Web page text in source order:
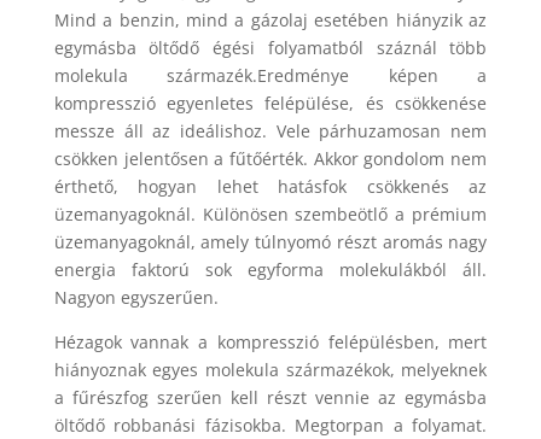
Mind a benzin, mind a gázolaj esetében hiányzik az
egymásba öltődő égési folyamatból száznál több
molekula származék.Eredménye képen a
kompresszió egyenletes felépülése, és csökkenése
messze áll az ideálishoz. Vele párhuzamosan nem
csökken jelentősen a fűtőérték. Akkor gondolom nem
érthető, hogyan lehet hatásfok csökkenés az
üzemanyagoknál. Különösen szembeötlő a prémium
üzemanyagoknál, amely túlnyomó részt aromás nagy
energia faktorú sok egyforma molekulákból áll.
Nagyon egyszerűen.
Hézagok vannak a kompresszió felépülésben, mert
hiányoznak egyes molekula származékok, melyeknek
a fűrészfog szerűen kell részt vennie az egymásba
öltődő robbanási fázisokba. Megtorpan a folyamat.